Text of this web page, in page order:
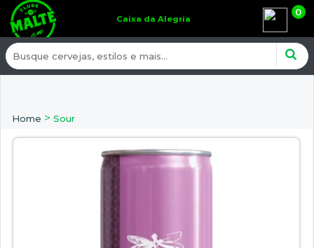
Caixa da Alegria
0
Home > Sour